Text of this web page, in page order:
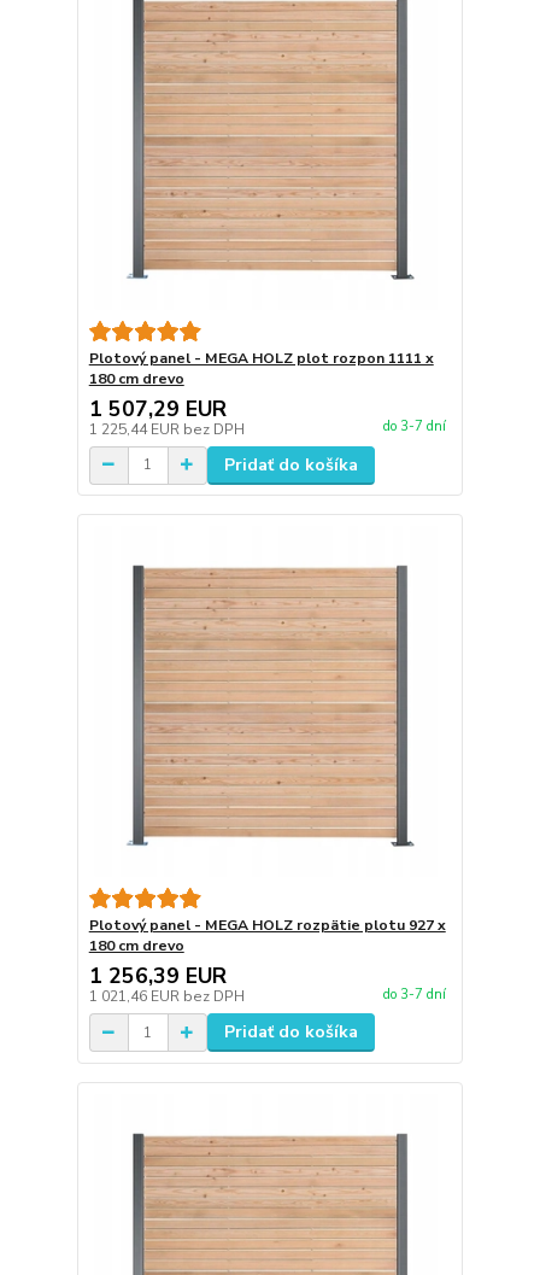
Plotový panel - MEGA HOLZ plot rozpon 1111 x
180 cm drevo
1 507,29 EUR
1 225,44 EUR bez DPH do 3-7 dní
Pridať do košíka
Plotový panel - MEGA HOLZ rozpätie plotu 927 x
180 cm drevo
1 256,39 EUR
1 021,46 EUR bez DPH do 3-7 dní
Pridať do košíka